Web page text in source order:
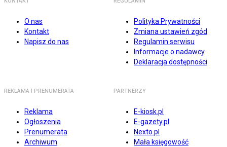
O nas
Kontakt
Napisz do nas
Polityka Prywatności
Zmiana ustawień zgód
Regulamin serwisu
Informacje o nadawcy
Deklaracja dostępności
REKLAMA I PRENUMERATA
Reklama
Ogłoszenia
Prenumerata
Archiwum
PARTNERZY
E-kiosk.pl
E-gazety.pl
Nexto.pl
Mała księgowość